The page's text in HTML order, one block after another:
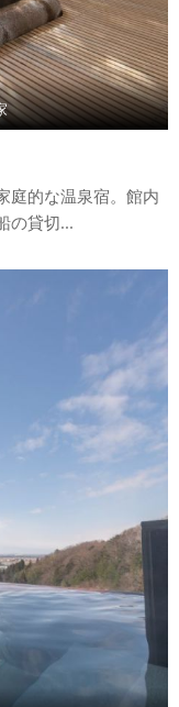
庭的な温泉宿。館内
の貸切...